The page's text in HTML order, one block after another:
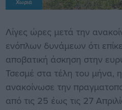
Χωριά
Λίγες ώρες μετά την
ενόπλων δυνάμεων ότι
αποβατική άσκηση στην
Τσεσμέ στα τέλη του μήνα,
ανακοίνωσε την
από τις 25 έως τις 27